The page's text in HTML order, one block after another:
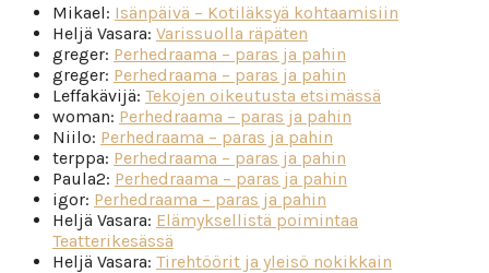
Mikael: Isänpäivä – Kotiläksyä kohtaamisiin
Heljä Vasara: Varissuolla räpäten
greger: Perhedraama – paras ja pahin
greger: Perhedraama – paras ja pahin
Leffakävijä: Tekojen oikeutusta etsimässä
woman: Perhedraama – paras ja pahin
Niilo: Perhedraama – paras ja pahin
terppa: Perhedraama – paras ja pahin
Paula2: Perhedraama – paras ja pahin
igor: Perhedraama – paras ja pahin
Heljä Vasara: Elämyksellistä poimintaa
Teatterikesässä
Heljä Vasara: Tirehtöörit ja yleisö nokikkain